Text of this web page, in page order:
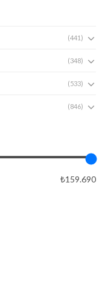
(441)
(348)
(533)
(846)
₺159.690